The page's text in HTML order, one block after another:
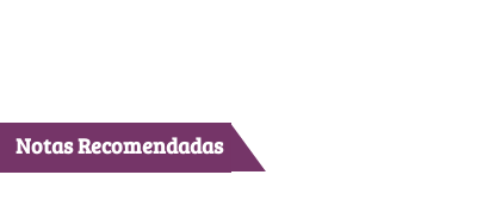
Notas Recomendadas